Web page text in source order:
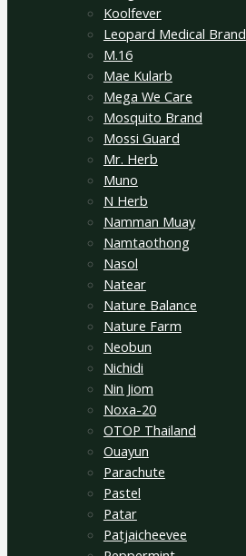
Koolfever
Leopard Medical Brand
M.16
Mae Kularb
Mega We Care
Mosquito Brand
Mossi Guard
Mr. Herb
Muno
N Herb
Namman Muay
Namtaothong
Nasol
Natear
Nature Balance
Nature Farm
Neobun
Nichidi
Nin Jiom
Noxa-20
OTOP Thailand
Ouayun
Parachute
Pastel
Patar
Patjaicheevee